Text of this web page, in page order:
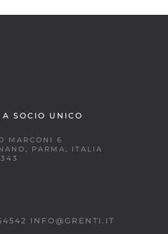
SOCIO UNICO
MARCONI 6
PARMA, ITALIA
INFO@GRENTI.IT